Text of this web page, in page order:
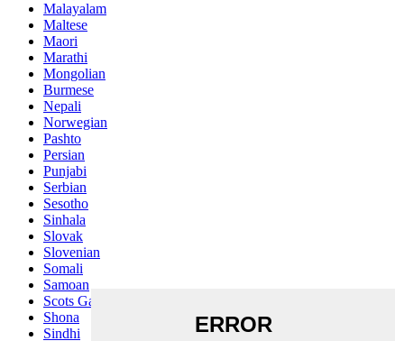
Malayalam
Maltese
Maori
Marathi
Mongolian
Burmese
Nepali
Norwegian
Pashto
Persian
Punjabi
Serbian
Sesotho
Sinhala
Slovak
Slovenian
Somali
Samoan
Scots Gaelic
Shona
Sindhi